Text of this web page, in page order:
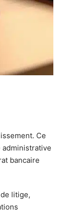
Ce
administrative
bancaire
litige,